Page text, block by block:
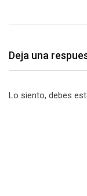
Deja una
Lo siento, debes